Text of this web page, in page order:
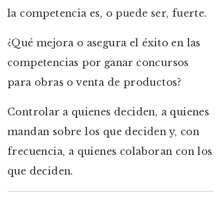
la competencia es, o puede ser, fuerte.
¿Qué mejora o asegura el éxito en las
competencias por ganar concursos
para obras o venta de productos?
Controlar a quienes deciden, a quienes
mandan sobre los que deciden y, con
frecuencia, a quienes colaboran con los
que deciden.